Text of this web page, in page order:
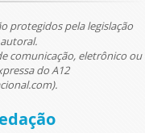
protegidos pela legislação
comunicação, eletrônico ou
do A12